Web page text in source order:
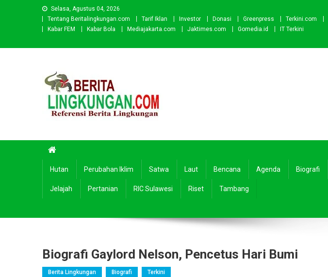
Selasa, Agustus 04, 2026
Tentang Beritalingkungan.com
Tarif Iklan Investor Donasi Greenpress Terkini.com
Kabar FEM
Kabar Bola Mediajakarta.com Jaktimes.com Gomedia.id IT Terkini
Hutan Perubahan Iklim Satwa Laut Bencana Agenda Biografi
Jelajah Pertanian RIC Sulawesi Riset Tambang
Biografi Gaylord Nelson, Pencetus Hari Bumi
Berita Lingkungan Biografi Terkini